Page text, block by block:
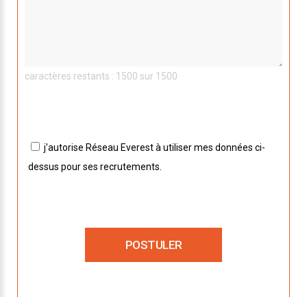
caractères restants : 1500 sur 1500
j'autorise Réseau Everest à utiliser mes données ci-
dessus pour ses recrutements.